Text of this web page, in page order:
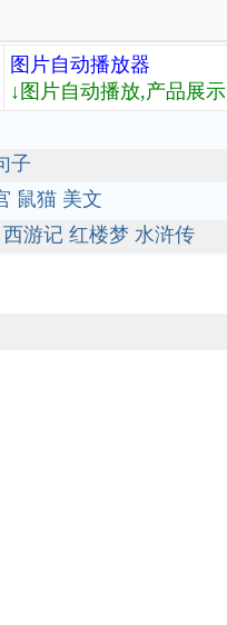
图片自动播放器
↓图片自动播放,产品展示
子
鼠猫 美文
西游记 红楼梦 水浒传